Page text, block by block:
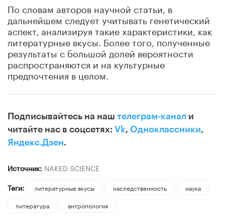
По словам авторов научной статьи, в
дальнейшем следует учитывать генетический
аспект, анализируя такие характеристики, как
литературные вкусы. Более того, полученные
результаты с большой долей вероятности
распространяются и на культурные
предпочтения в целом.
Подписывайтесь на наш телеграм-канал и
читайте нас в соцсетях: Vk, Одноклассники,
Яндекс.Дзен.
Источник: NAKED SCIENCE
Теги:
литературные вкусы наследственность
наука
литература
антропология